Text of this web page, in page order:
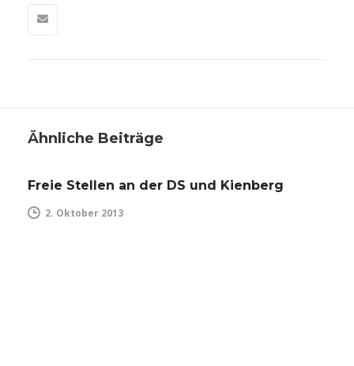
Ähnliche Beiträge
Freie Stellen an der DS und Kienberg
2. Oktober 2013